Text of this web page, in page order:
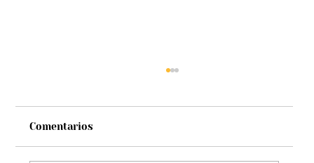
Comentarios